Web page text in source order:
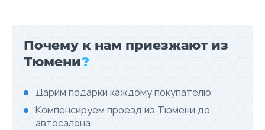
Почему к нам приезжают из
Тюмени?
Дарим подарки каждому покупателю
Компенсируем проезд из Тюмени до
автосалона